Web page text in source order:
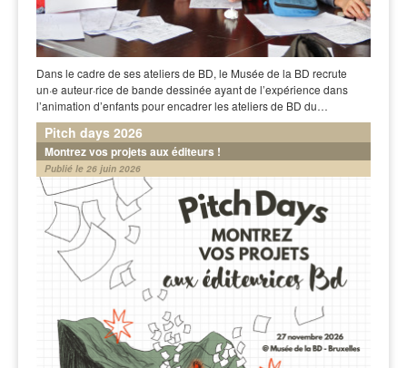
Dans le cadre de ses ateliers de BD, le Musée de la BD recrute
un·e auteur·rice de bande dessinée ayant de l’expérience dans
l’animation d’enfants pour encadrer les ateliers de BD du…
Pitch days 2026
Montrez vos projets aux éditeurs !
Publié le 26 juin 2026